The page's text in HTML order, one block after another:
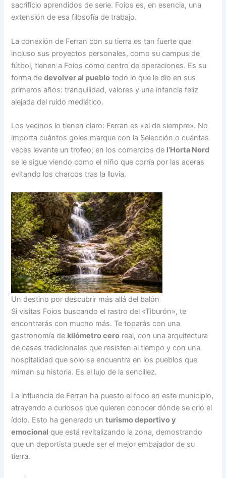
sacrificio aprendidos de serie. Foios es, en esencia, una
extensión de esa filosofía de trabajo.
La conexión de Ferran con su tierra es tan fuerte que
incluso sus proyectos personales, como su campus de
fútbol, tienen a Foios como centro de operaciones. Es su
forma dedevolver al pueblo todo lo que le dio en sus
primeros años: tranquilidad, valores y una infancia feliz
alejada del ruido mediático.
Los vecinos lo tienen claro: Ferran es «el de siempre». No
importa cuántos goles marque con la Selección o cuántas
veces levante un trofeo; en los comercios de l’Horta Nord
se le sigue viendo como el niño que corría por las aceras
evitando los charcos tras la lluvia.
Un destino por descubrir más allá del balón
Si visitas Foios buscando el rastro del «Tiburón», te
encontrarás con mucho más. Te toparás con una
gastronomía de kilómetro cero real, con una arquitectura
de casas tradicionales que resisten al tiempo y con una
hospitalidad que solo se encuentra en los pueblos que
miman su historia. Es el lujo de la sencillez.
La influencia de Ferran ha puesto el foco en este municipio,
atrayendo a curiosos que quieren conocer dónde se crió el
ídolo. Esto ha generado unturismo deportivo y
emocional que está revitalizando la zona, demostrando
que un deportista puede ser el mejor embajador de su
tierra.